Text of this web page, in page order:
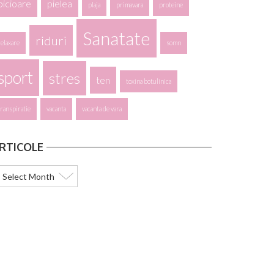
pielea plaja primavara proteine
riduri Sanatate somn
stres ten toxina botulinica
vacanta vacanta de vara